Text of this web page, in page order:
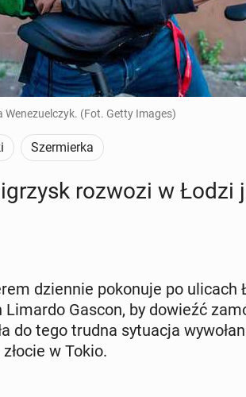
(Fot. Getty Images)
Szermierka
rozwozi w Łodzi
dzien­nie po­ko­nu­je po
Limardo Gascon, by dowieźć
do tego trudna sy­tu­acja
w Tokio.